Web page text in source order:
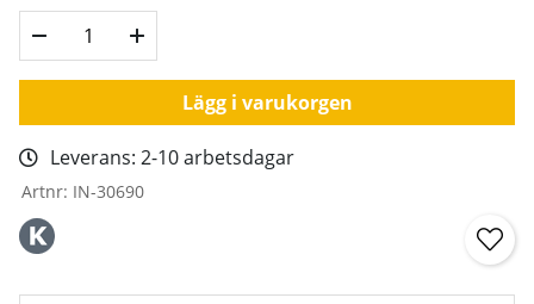
Lägg i varukorgen
Leverans: 2-10 arbetsdagar
Artnr: IN-30690